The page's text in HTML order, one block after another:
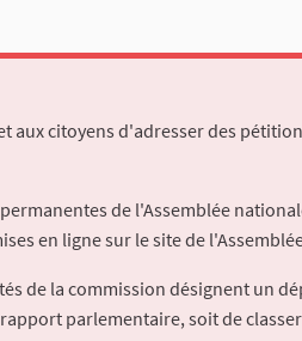
citoyens d'adresser des
de l'Assemblée
en ligne sur le site de
de la commission désignent un
parlementaire, soit de